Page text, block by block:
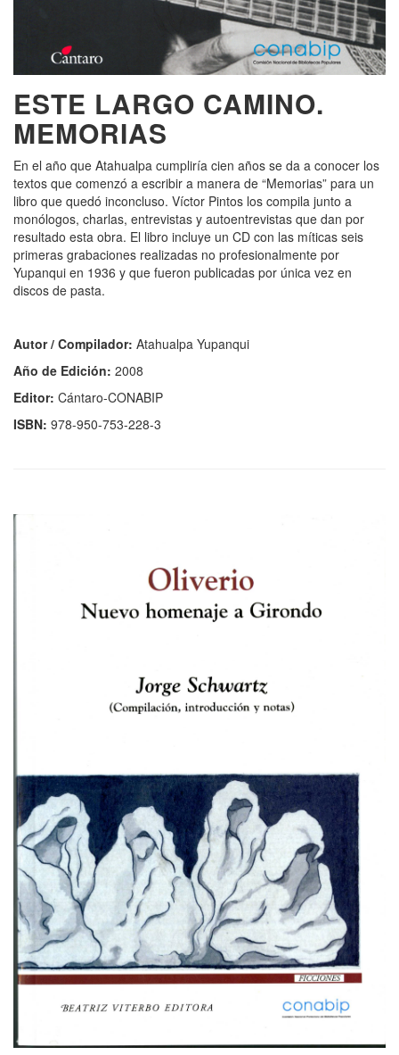
ESTE LARGO CAMINO.
MEMORIAS
En el año que Atahualpa cumpliría cien años se da a conocer los
textos que comenzó a escribir a manera de “Memorias” para un
libro que quedó inconcluso. Víctor Pintos los compila junto a
monólogos, charlas, entrevistas y autoentrevistas que dan por
resultado esta obra. El libro incluye un CD con las míticas seis
primeras grabaciones realizadas no profesionalmente por
Yupanqui en 1936 y que fueron publicadas por única vez en
discos de pasta.
Autor / Compilador: Atahualpa Yupanqui
Año de Edición: 2008
Editor: Cántaro-CONABIP
ISBN: 978-950-753-228-3